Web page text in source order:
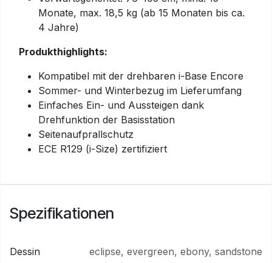
Monate, max. 18,5 kg (ab 15 Monaten bis ca.
4 Jahre)
Produkthighlights:
Kompatibel mit der drehbaren i-Base Encore
Sommer- und Winterbezug im Lieferumfang
Einfaches Ein- und Aussteigen dank
Drehfunktion der Basisstation
Seitenaufprallschutz
ECE R129 (i-Size) zertifiziert
Spezifikationen
Dessin eclipse, evergreen, ebony, sandstone